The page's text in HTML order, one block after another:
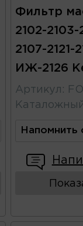
Фильтр
2102-2103-
2107-2121-
ИЖ-2126
Артикул :
Напомнить